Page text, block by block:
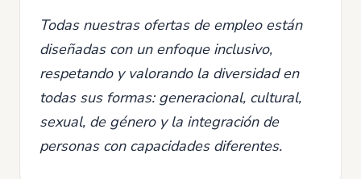
Todas nuestras ofertas de empleo están
diseñadas con un enfoque inclusivo,
respetando y valorando la diversidad en
todas sus formas: generacional, cultural,
sexual, de género y la integración de
personas con capacidades diferentes.